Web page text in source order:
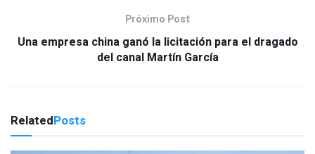
Próximo Post
Una empresa china ganó la licitación para el dragado
del canal Martín García
RelatedPosts